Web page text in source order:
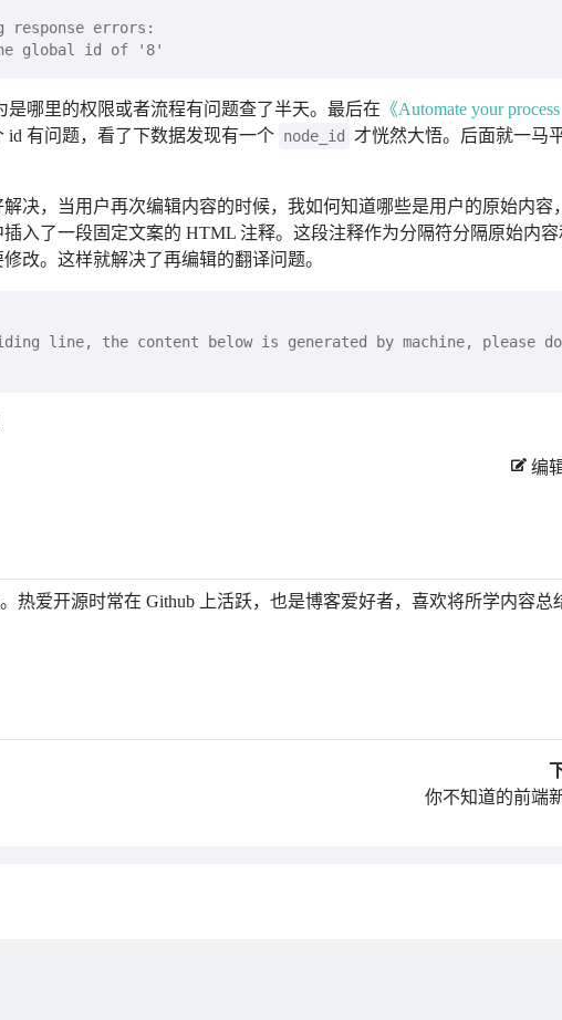
哪里的权限或者流程有问题查了半天。最后在 《Automate your
有问题，看了下数据发现有一个 node_id
才恍然大悟。后面就一马
决，当用户再次编辑内容的时候，我如何知道哪些是用户的原始内容
入了一段固定文案的 HTML 注释。这段注释作为分隔符分隔原始内容
改。这样就解决了再编辑的翻译问题。
编
热爱开源时常在 Github 上活跃，也是博客爱好者，喜欢将所学内容总
你不知道的前端